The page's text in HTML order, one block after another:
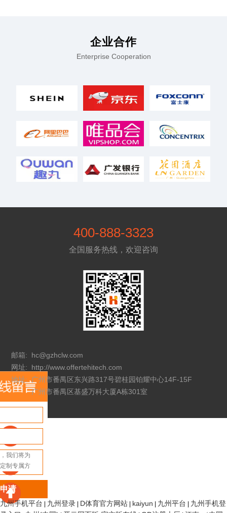
企业合作
Enterprise Cooperation
400-888-3323
全国服务热线，欢迎咨询
邮箱:
hc@gzhclw.com
网址:
http://www.offertehitech.com
地址:
广州市番禺区东兴路317号碧桂园铂耀中心14F-15F
广州市番禺区基盛万科大厦A栋301室
请
九州手机平台 九州登录 D体育官方网站 kaiyun 九州平台
九州手机登